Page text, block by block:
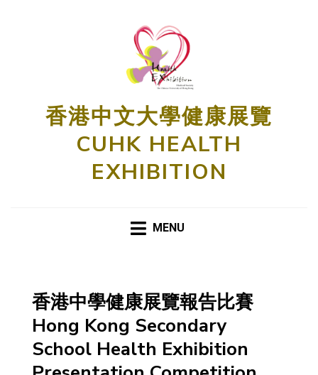
香港中文大學健康展覽
CUHK HEALTH
EXHIBITION
MENU
香港中學健康展覽報告比賽
Hong Kong Secondary
School Health Exhibition